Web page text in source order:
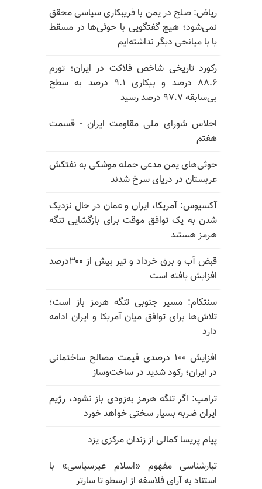
ریاض: صلح در یمن با فریبکاری سیاسی محقق
نمی‌شود؛ هیچ گفتگویی با حوثی‌ها در مسقط
یا با میانجی دیگر نداشته‌ایم
رکورد تاریخی شاخص فلاکت در ایران؛ تورم
۸۸.۶ درصد و بیکاری ۹.۱ درصد به سطح
بی‌سابقه ۹۷.۷ درصد رسید
اجلاس شورای ملی مقاومت ایران - قسمت
هفتم
حوثی‌های یمن مدعی حمله موشکی به نفتکش
عربستان در دریای سرخ شدند
آکسیوس: آمریکا، ایران و عمان در حال نزدیک
شدن به یک توافق موقت برای بازگشایی تنگه
هرمز هستند
قبض آب و برق خرداد و تیر بیش از ۳۰۰درصد
افزایش یافته است
سنتکام: مسیر جنوبی تنگه هرمز باز است؛
تلاش‌ها برای توافق میان آمریکا و ایران ادامه
دارد
افزایش ۱۰۰ درصدی قیمت مصالح ساختمانی
در ایران؛ رکود شدید در ساخت‌وساز
ترامپ: اگر تنگه هرمز به‌زودی باز نشود، رژیم
ایران ضربه بسیار سختی خواهد خورد
پیام پریسا کمالی از زندان مرکزی یزد
تبارشناسی مفهوم «اسلام غیرسیاسی» با
استناد به آرای فلاسفه از ارسطو تا سارتر